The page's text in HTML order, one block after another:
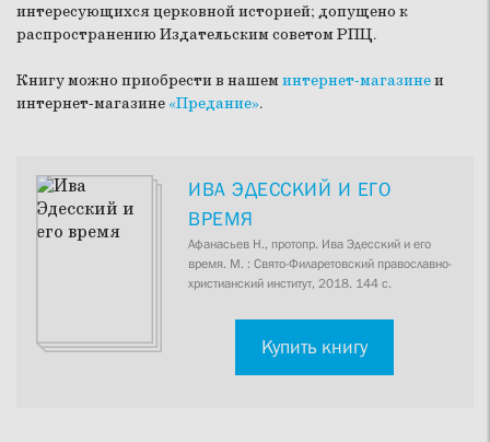
интересующихся церковной историей; допущено к
распространению Издательским советом РПЦ.
Книгу можно приобрести в нашеминтернет-магазинеи
интернет-магазине «Предание».
ИВА ЭДЕССКИЙ И ЕГО
ВРЕМЯ
Афанасьев Н., протопр. Ива Эдесский и его
время. М. : Свято-Филаретовский православно-
христианский институт, 2018. 144 с.
Купить книгу